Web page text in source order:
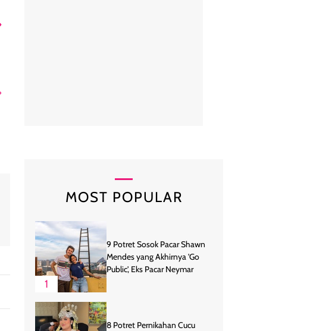
MOST POPULAR
1
9 Potret Sosok Pacar Shawn
Mendes yang Akhirnya 'Go
Public', Eks Pacar Neymar
8 Potret Pernikahan Cucu